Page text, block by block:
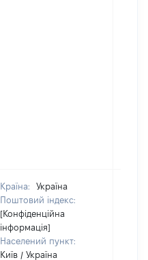
Країна:
Україна
Поштовий індекс:
[Конфіденційна
інформація]
Населений пункт:
Київ / Україна